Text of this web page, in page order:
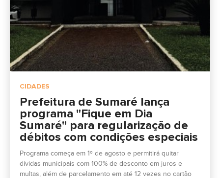
CIDADES
Prefeitura de Sumaré lança
programa "Fique em Dia
Sumaré" para regularização de
débitos com condições especiais
Programa começa em 1º de agosto e permitirá quitar
dívidas municipais com 100% de desconto em juros e
multas, além de parcelamento em até 12 vezes no cartão